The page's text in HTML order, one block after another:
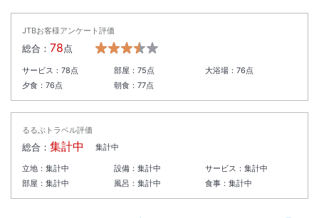
JTBお客様アンケート評価
総合： 78点
サービス： 78点 部屋： 75点 大浴場：76点
夕食： 76点 朝食： 77点
るるぶトラベル評価
総合： 集計中 集計中
立地： 集計中 設備： 集計中 サービス：集計中
部屋： 集計中 風呂： 集計中 食事：集計中